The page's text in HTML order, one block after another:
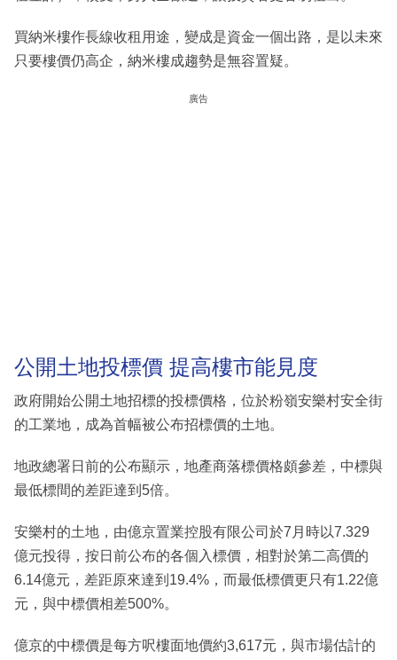
買納米樓作長線收租用途，變成是資金一個出路，是以未來
只要樓價仍高企，納米樓成趨勢是無容置疑。
廣告
公開土地投標價 提高樓市能見度
政府開始公開土地招標的投標價格，位於粉嶺安樂村安全街
的工業地，成為首幅被公布招標價的土地。
地政總署日前的公布顯示，地產商落標價格頗參差，中標與
最低標間的差距達到5倍。
安樂村的土地，由億京置業控股有限公司於7月時以7.329
億元投得，按日前公布的各個入標價，相對於第二高價的
6.14億元，差距原來達到19.4%，而最低標價更只有1.22億
元，與中標價相差500%。
億京的中標價是每方呎樓面地價約3,617元，與市場估計的